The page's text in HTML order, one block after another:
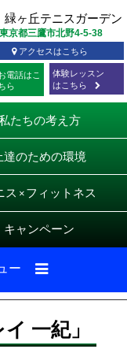
電話はこ
ら
東京都三鷹市北野4-5-38
アクセスはこちら
体験レッスン
はこちら
たちの考え方
達のための環境
ス × フィットネス
キャンペーン
ー
一紀」